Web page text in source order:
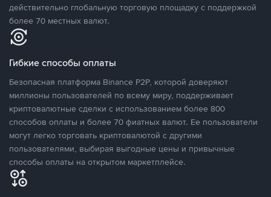
действительно глобальную торговую площадку с поддержкой
более 70 местных валют.
Гибкие способы оплаты
Безопасная платформа Binance P2P, которой доверяют
миллионы пользователей по всему миру, поддерживает
криптовалютные сделки с использованием более 800
способов оплаты и более 70 фиатных валют. Ее пользователи
могут легко торговать криптовалютой с другими
пользователями, выбирая выгодные цены и привычные
способы оплаты на открытом маркетплейсе.